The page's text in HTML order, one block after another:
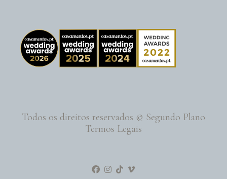
Todos os direitos reservados © Segundo Plano
Termos Legais